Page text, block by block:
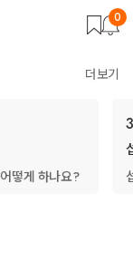
0
떻게 하나요?
3
더보기